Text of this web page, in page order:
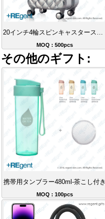
20インチ4輪スピンキャスタースーツケース
MOQ : 500pcs
その他のギフト:
携帯用タンブラー480ml-茶こし付き
MOQ : 100pcs